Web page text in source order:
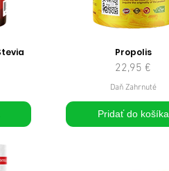
Propolis
Cena
22,95 €
Daň Zahrnuté
Pridať do košíka